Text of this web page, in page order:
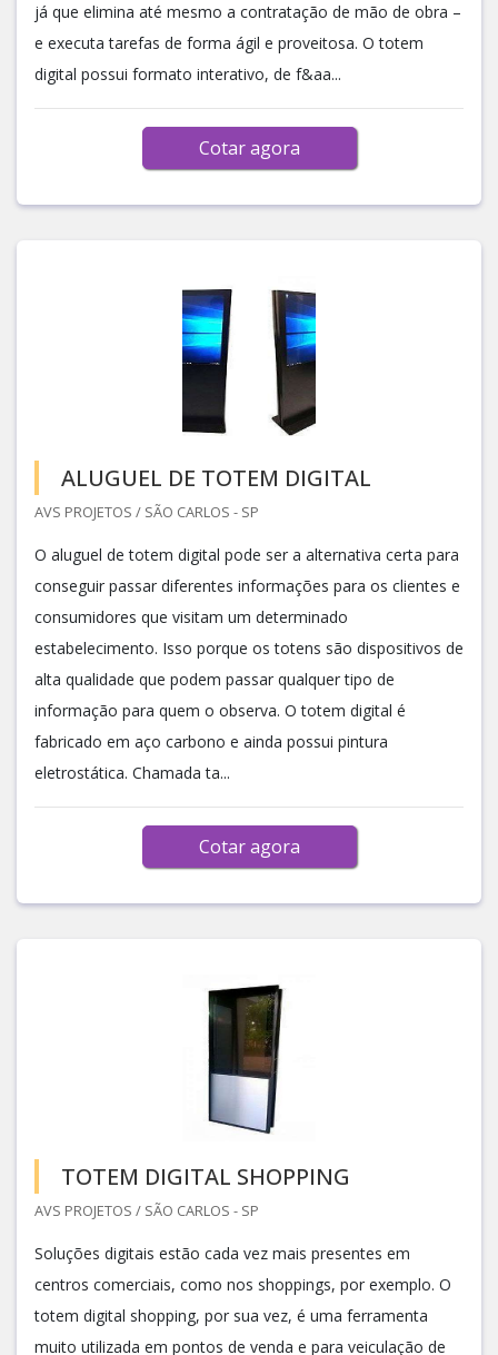
já que elimina até mesmo a contratação de mão de obra –
e executa tarefas de forma ágil e proveitosa. O totem
digital possui formato interativo, de f&aa...
Cotar agora
ALUGUEL DE TOTEM DIGITAL
AVS PROJETOS / SÃO CARLOS - SP
O aluguel de totem digital pode ser a alternativa certa para
conseguir passar diferentes informações para os clientes e
consumidores que visitam um determinado
estabelecimento. Isso porque os totens são dispositivos de
alta qualidade que podem passar qualquer tipo de
informação para quem o observa. O totem digital é
fabricado em aço carbono e ainda possui pintura
eletrostática. Chamada ta...
Cotar agora
TOTEM DIGITAL SHOPPING
AVS PROJETOS / SÃO CARLOS - SP
Soluções digitais estão cada vez mais presentes em
centros comerciais, como nos shoppings, por exemplo. O
totem digital shopping, por sua vez, é uma ferramenta
muito utilizada em pontos de venda e para veiculação de